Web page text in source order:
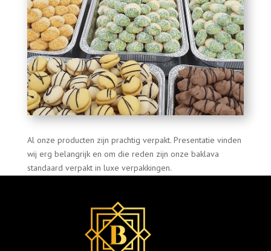
Al onze producten zijn prachtig verpakt. Presentatie vinden
wij erg belangrijk en om die reden zijn onze baklava
standaard verpakt in luxe verpakkingen.